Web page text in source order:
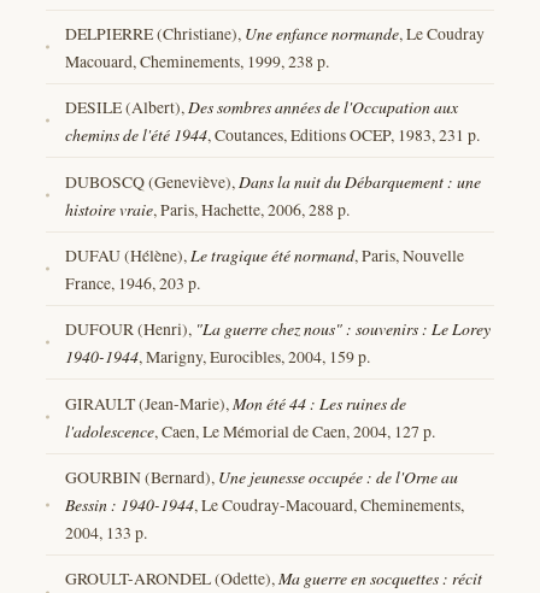
DELPIERRE (Christiane), Une enfance normande, Le Coudray
Macouard, Cheminements, 1999, 238 p.
DESILE (Albert),Des sombres années de l'Occupation aux
chemins de l'été 1944, Coutances, Editions OCEP, 1983, 231 p.
DUBOSCQ (Geneviève), Dans la nuit du Débarquement : une
histoire vraie, Paris, Hachette, 2006, 288 p.
DUFAU (Hélène),Le tragique été normand, Paris, Nouvelle
France, 1946, 203 p.
DUFOUR (Henri), "La guerre chez nous" : souvenirs : Le Lorey
1940-1944, Marigny, Eurocibles, 2004, 159 p.
GIRAULT (Jean-Marie), Mon été 44 : Les ruines de
l'adolescence, Caen, Le Mémorial de Caen, 2004, 127 p.
GOURBIN (Bernard), Une jeunesse occupée : de l'Orne au
Bessin : 1940-1944, Le Coudray-Macouard, Cheminements,
2004, 133 p.
GROULT-ARONDEL (Odette),Ma guerre en socquettes : récit